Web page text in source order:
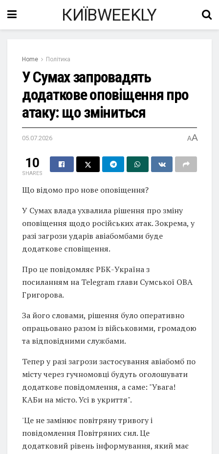
КИЇВWEEKLY
Home Політика
У Сумах запровадять
додаткове оповіщення про
атаку: що зміниться
05.07.2026 AA
10
SHARES
Що відомо про нове оповіщення?
У Сумах влада ухвалила рішення про зміну
оповіщення щодо російських атак. Зокрема, у
разі загрози ударів авіабомбами буде
додаткове сповіщення.
Про це повідомляє РБК-Україна з
посиланням на Telegram глави Сумської ОВА
Григорова.
За його словами, рішення було оперативно
опрацьовано разом із військовими, громадою
та відповідними службами.
Тепер у разі загрози застосування авіабомб по
місту через гучномовці будуть оголошувати
додаткове повідомлення, а саме: "Увага!
КАБи на місто. Усі в укриття".
'Це не замінює повітряну тривогу і
повідомлення Повітряних сил. Це
додатковий рівень інформування, який має